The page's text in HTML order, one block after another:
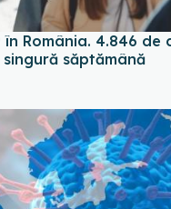
România. 4.846 de
săptămână